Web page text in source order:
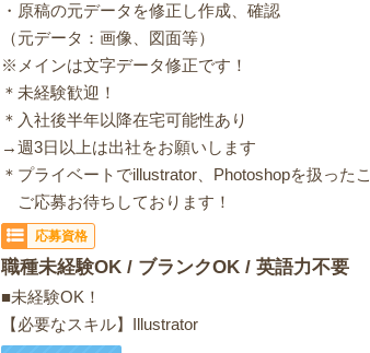
・原稿の元データを修正し作成、確認
（元データ：画像、図面等）
※メインは文字データ修正です！
＊未経験歓迎！
＊入社後半年以降在宅可能性あり
→週3日以上は出社をお願いします
＊プライベートでillustrator、Photoshopを扱った
ご応募お待ちしております！
応募資格
職種未経験OK / ブランクOK / 英語力不要
■未経験OK！
【必要なスキル】Illustrator